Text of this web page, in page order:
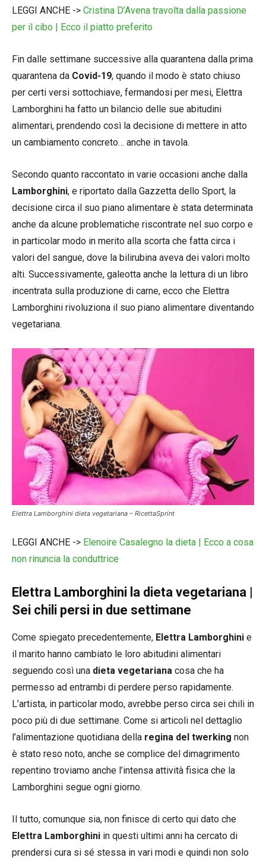
LEGGI ANCHE -> Cristina D’Avena travolta dalla passione
per il cibo | Ecco il piatto preferito
Fin dalle settimane successive alla quarantena dalla prima
quarantena da Covid-19, quando il modo è stato chiuso
per certi versi sottochiave, fermandosi per mesi, Elettra
Lamborghini ha fatto un bilancio delle sue abitudini
alimentari, prendendo così la decisione di mettere in atto
un cambiamento concreto… anche in tavola.
Secondo quanto raccontato in varie occasioni anche dalla
Lamborghini, e riportato dalla Gazzetta dello Sport, la
decisione circa il suo piano alimentare è stata determinata
anche da alcune problematiche riscontrate nel suo corpo e
in particolar modo in merito alla scorta che fatta circa i
valori del sangue, dove la bilirubina aveva dei valori molto
alti. Successivamente, galeotta anche la lettura di un libro
incentrata sulla produzione di carne, ecco che Elettra
Lamborghini rivoluziona il suo piano alimentare diventando
vegetariana.
Elettra Lamborghini dieta vegetariana – RicettaSprint
LEGGI ANCHE -> Elenoire Casalegno la dieta | Ecco a cosa
non rinuncia la conduttrice
Elettra Lamborghini la dieta vegetariana |
Sei chili persi in due settimane
Come spiegato precedentemente, Elettra Lamborghini e
il marito hanno cambiato le loro abitudini alimentari
seguendo così una dieta vegetariana cosa che ha
permesso ad entrambi di perdere perso rapidamente.
L’artista, in particolar modo, avrebbe perso circa sei chili in
poco più di due settimane. Come si articoli nel dettaglio
l’alimentazione quotidiana della regina del twerking non
è stato reso noto, anche se complice del dimagrimento
repentino troviamo anche l’intensa attività fisica che la
Lamborghini segue ogni giorno.
Il tutto, comunque sia, non finisce di certo qui dato che
Elettra Lamborghini in questi ultimi anni ha cercato di
prendersi cura si sé stessa in vari modi e quindi non solo